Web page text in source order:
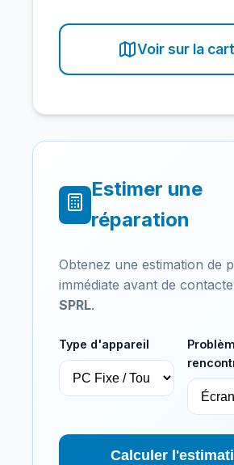
Voir sur la
Estimer une
réparation
Obtenez une estimation de
immédiate avant de
SPRL.
Type d'appareil
Calculer